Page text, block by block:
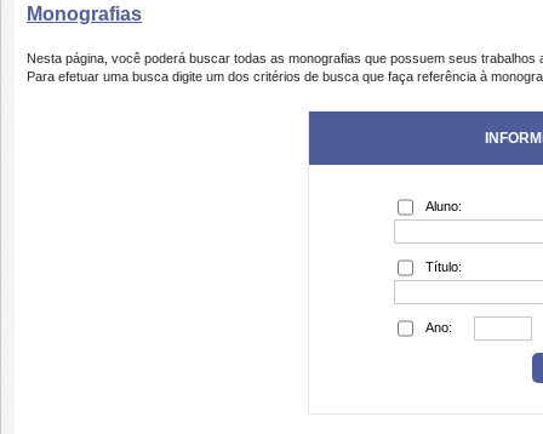
Monografias
Nesta página, você poderá buscar todas as monografias que possuem seus trabalhos
Para efetuar uma busca digite um dos critérios de busca que faça referência à
Aluno:
Título:
Ano: